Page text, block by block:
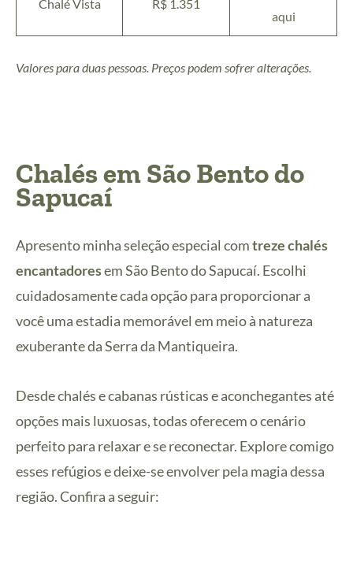
Chalé Vista
R$ 1.351
aqui
Valores para duas pessoas. Preços podem sofrer alterações.
Chalés em São Bento do
Sapucaí
Apresento minha seleção especial comtreze chalés
encantadoresem São Bento do Sapucaí. Escolhi
cuidadosamente cada opção para proporcionar a
você uma estadia memorável em meio à natureza
exuberante da Serra da Mantiqueira.
Desde chalés e cabanas rústicas e aconchegantes até
opções mais luxuosas, todas oferecem o cenário
perfeito para relaxar e se reconectar. Explore comigo
esses refúgios e deixe-se envolver pela magia dessa
região. Confira a seguir: